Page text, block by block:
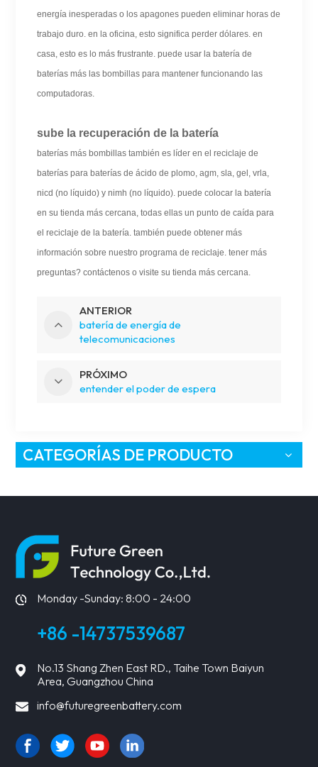
energía inesperadas o los apagones pueden eliminar horas de
trabajo duro. en la oficina, esto significa perder dólares. en
casa, esto es lo más frustrante. puede usar la batería de
baterías más las bombillas para mantener funcionando las
computadoras.
sube la recuperación de la batería
baterías más bombillas también es líder en el reciclaje de
baterías para baterías de ácido de plomo, agm, sla, gel, vrla,
nicd (no líquido) y nimh (no líquido). puede colocar la batería
en su tienda más cercana, todas ellas un punto de caída para
el reciclaje de la batería. también puede obtener más
información sobre nuestro programa de reciclaje. tener más
preguntas? contáctenos o visite su tienda más cercana.
ANTERIOR
batería de energía de
telecomunicaciones
PRÓXIMO
entender el poder de espera
CATEGORÍAS DE PRODUCTO
Monday -Sunday: 8:00 - 24:00
+86 -14737539687
No.13 Shang Zhen East RD., Taihe Town Baiyun
Area, Guangzhou China
info@futuregreenbattery.com